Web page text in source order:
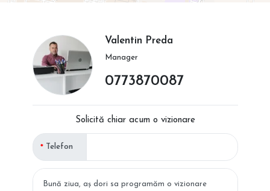
Valentin Preda
Manager
0773870087
Solicită chiar acum o vizionare
Telefon